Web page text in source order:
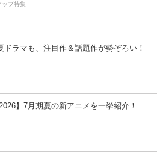
ップ特集
ドラマも、注目作＆話題作が勢ぞろい！
】7月期夏の新アニメを一挙紹介！